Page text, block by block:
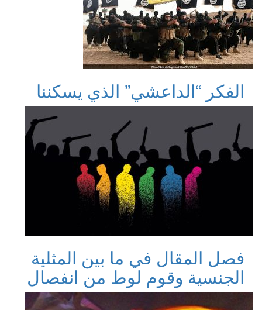
الفكر “الداعشي” الذي يسكننا
فصل المقال في ما بين المثلية
الجنسية وقوم لوط من انفصال